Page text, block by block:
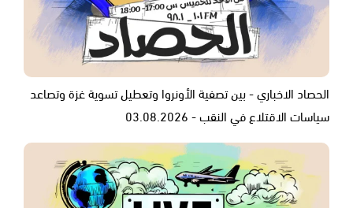
الحصاد الاخباري - بين تصفية الأونروا وتعطيل تسوية غزة وتصاعد
سياسات الاقتلاع في النقب - 03.08.2026